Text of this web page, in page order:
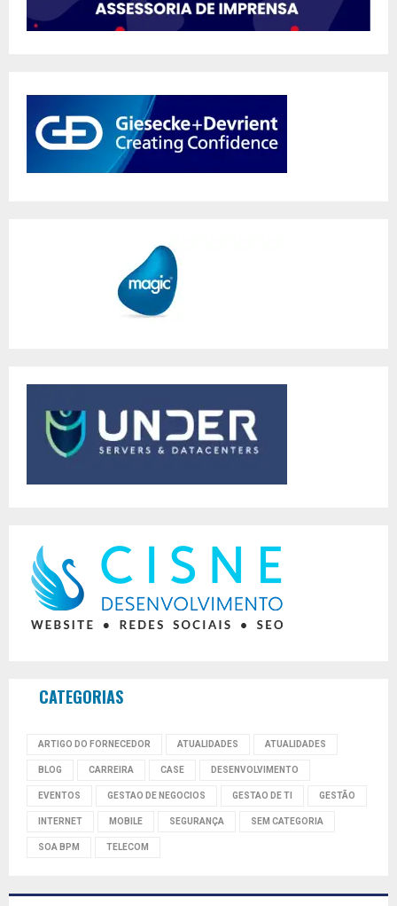
CATEGORIAS
ARTIGO DO FORNECEDOR ATUALIDADES ATUALIDADES
BLOG CARREIRA CASE DESENVOLVIMENTO
EVENTOS GESTAO DE NEGOCIOS GESTAO DE TI GESTÃO
INTERNET MOBILE SEGURANÇA SEM CATEGORIA
SOA BPM TELECOM